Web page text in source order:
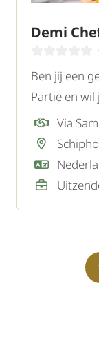
Demi
Ben jij een
Partie en wil
combineer
en draag je
ervaring
Via